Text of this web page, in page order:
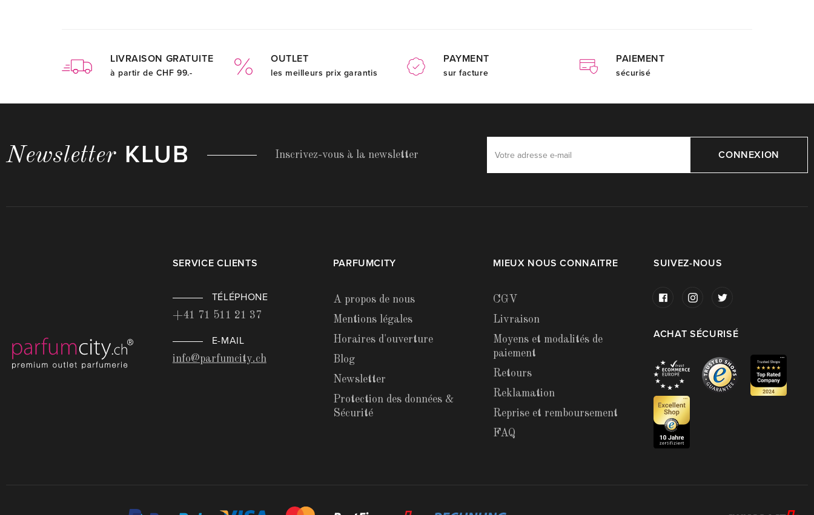
LIVRAISON GRATUITE
à partir de CHF 99.-
OUTLET
les meilleurs prix garantis
PAYMENT
sur facture
PAIEMENT
sécurisé
Newsletter KLUB Inscrivez-vous à la newsletter CONNEXION
SERVICE CLIENTS
TÉLÉPHONE
+41 71 511 21 37
E-MAIL
info@parfumcity.ch
PARFUMCITY
A propos de nous
Mentions légales
Horaires d'ouverture
Blog
Newsletter
Protection des données &
Sécurité
MIEUX NOUS CONNAITRE
CGV
Livraison
Moyens et modalités de
paiement
Retours
Reklamation
Reprise et remboursement
FAQ
SUIVEZ-NOUS
ACHAT SÉCURISÉ